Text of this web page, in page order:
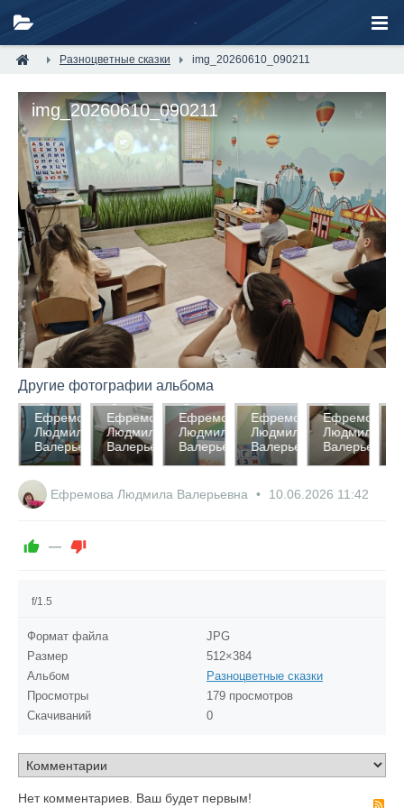
Разноцветные сказки img_20260610_090211
img_20260610_090211
Другие фотографии альбома
125
0
0
Ефремова
Людмила
Валерьевна
115
0
0
Ефремова
Людмила
Валерьевна
143
0
0
Ефремова
Людмила
Валерьевна
158
0
0
Ефремова
Людмила
Валерьевна
156
0
0
Ефремова
Людмила
Валерьевна
Ефремова Людмила Валерьевна 10.06.2026 11:42
—
f/1.5
Формат файла
JPG
Размер
512×384
Альбом
Разноцветные сказки
Просмотры
179 просмотров
Скачиваний
0
Нет комментариев. Ваш будет первым!